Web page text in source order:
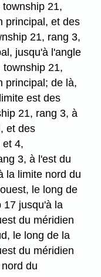
21,
principal, et des
21, rang 3,
jusqu'à l'angle
township 21,
principal; de là,
est des
21, rang 3, à
et des
et 4,
3, à l'est du
la limite nord du
le long de
17 jusqu'à la
du méridien
le long de la
du méridien
du